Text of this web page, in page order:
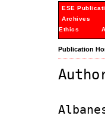
ESE
Archives
Ethics
Publication